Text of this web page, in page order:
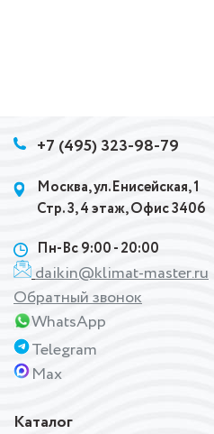
Каталог
+7 (495) 323-98-79
Москва, ул.Енисейская, 1
Стр. 3, 4 этаж, Офис 3406
Пн-Вс 9:00 - 20:00
daikin@klimat-master.ru
Обратный звонок
WhatsApp
Telegram
Max